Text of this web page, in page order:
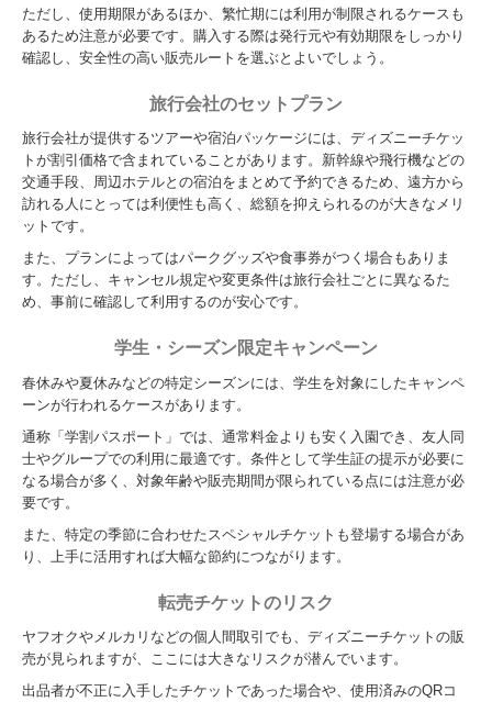
ただし、使用期限があるほか、繁忙期には利用が制限されるケースも
あるため注意が必要です。購入する際は発行元や有効期限をしっかり
確認し、安全性の高い販売ルートを選ぶとよいでしょう。
旅行会社のセットプラン
旅行会社が提供するツアーや宿泊パッケージには、ディズニーチケッ
トが割引価格で含まれていることがあります。新幹線や飛行機などの
交通手段、周辺ホテルとの宿泊をまとめて予約できるため、遠方から
訪れる人にとっては利便性も高く、総額を抑えられるのが大きなメリ
ットです。
また、プランによってはパークグッズや食事券がつく場合もありま
す。ただし、キャンセル規定や変更条件は旅行会社ごとに異なるた
め、事前に確認して利用するのが安心です。
学生・シーズン限定キャンペーン
春休みや夏休みなどの特定シーズンには、学生を対象にしたキャンペ
ーンが行われるケースがあります。
通称「学割パスポート」では、通常料金よりも安く入園でき、友人同
士やグループでの利用に最適です。条件として学生証の提示が必要に
なる場合が多く、対象年齢や販売期間が限られている点には注意が必
要です。
また、特定の季節に合わせたスペシャルチケットも登場する場合があ
り、上手に活用すれば大幅な節約につながります。
転売チケットのリスク
ヤフオクやメルカリなどの個人間取引でも、ディズニーチケットの販
売が見られますが、ここには大きなリスクが潜んでいます。
出品者が不正に入手したチケットであった場合や、使用済みのQRコ